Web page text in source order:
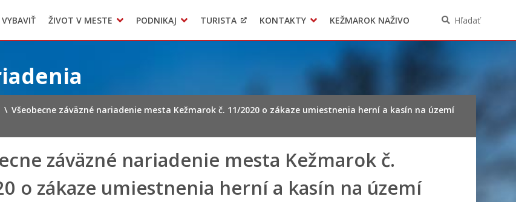
Geo informačný systém – Kežmarok
Oznamovanie podozrení z podvodov
ŽIVOT V MESTE
Triedený zber – NATUR – PACK
PODNIKAJ TURISTA KONTAKTY KEŽMAROK NAŽIVO Hľadať
\ Všeobecne záväzné nariadenie mesta Kežmarok č. 11/2020 o zákaze umiestnenia herní a kasín na území
záväzné nariadenie mesta Kežmarok č.
o zákaze umiestnenia herní a kasín na území